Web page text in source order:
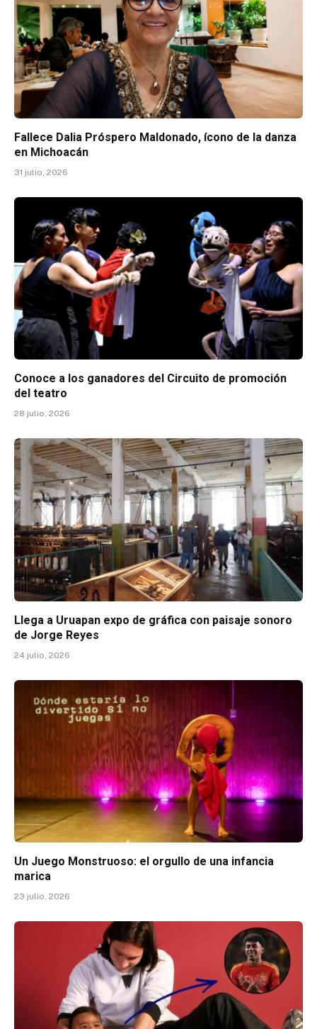
Fallece Dalia Próspero Maldonado, ícono de la danza
en Michoacán
31 julio, 2026
Conoce a los ganadores del Circuito de promoción
del teatro
28 julio, 2026
Llega a Uruapan expo de gráfica con paisaje sonoro
de Jorge Reyes
24 julio, 2026
Un Juego Monstruoso: el orgullo de una infancia
marica
23 julio, 2026